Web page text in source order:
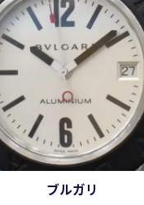
ブルガリ